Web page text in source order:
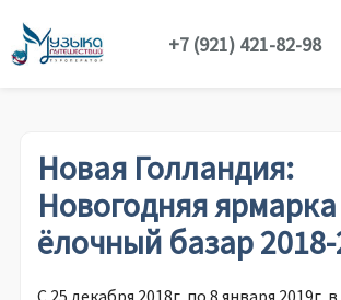
+7 (921) 421-82-98
Новая Голландия:
Новогодняя
ёлочный базар
С 25 декабря 2018г. по 8 января 2019г.